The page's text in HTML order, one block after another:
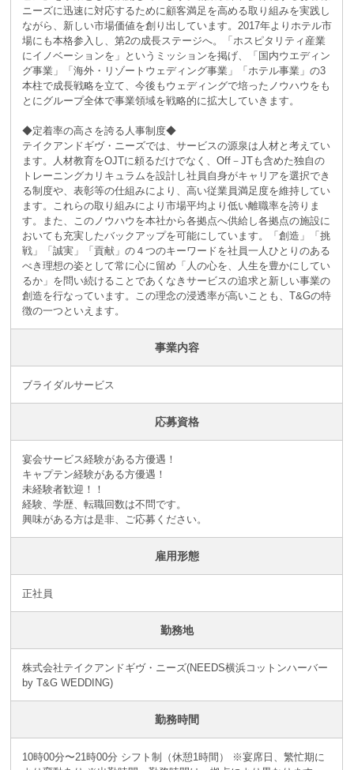
ニーズに迅速に対応するために顧客満足を高める取り組みを実践し
ながら、新しい市場価値を創り出しています。2017年よりホテル市
場にも本格参入し、第2の成長ステージへ。「ホスピタリティ産業
にイノベーションを」というミッションを掲げ、「国内ウエディン
グ事業」「海外・リゾートウェディング事業」「ホテル事業」の3
本柱で成長戦略を立て、今後もウェディングで培ったノウハウをも
とにグループ全体で事業領域を戦略的に拡大していきます。
◆定着率の高さを誇る人事制度◆
テイクアンドギヴ・ニーズでは、サービスの源泉は人材と考えてい
ます。人材教育をOJTに頼るだけでなく、Off－JTも含めた独自の
トレーニングカリキュラムを設計し社員自身がキャリアを選択でき
る制度や、表彰等の仕組みにより、高い従業員満足度を維持してい
ます。これらの取り組みにより市場平均より低い離職率を誇りま
す。また、このノウハウを本社から各拠点へ供給し各拠点の施設に
おいても充実したバックアップを可能にしています。「創造」「挑
戦」「誠実」「貢献」の４つのキーワードを社員一人ひとりのある
べき理想の姿として常に心に留め「人の心を、人生を豊かにしてい
るか」を問い続けることであくなきサービスの追求と新しい事業の
創造を行なっています。この理念の浸透率が高いことも、T&Gの特
徴の一つといえます。
事業内容
ブライダルサービス
応募資格
宴会サービス経験がある方優遇！
キャプテン経験がある方優遇！
未経験者歓迎！！
経験、学歴、転職回数は不問です。
興味がある方は是非、ご応募ください。
雇用形態
正社員
勤務地
株式会社テイクアンドギヴ・ニーズ(NEEDS横浜コットンハーバー
by T&G WEDDING)
勤務時間
10時00分〜21時00分 シフト制（休憩1時間） ※宴席日、繁忙期に